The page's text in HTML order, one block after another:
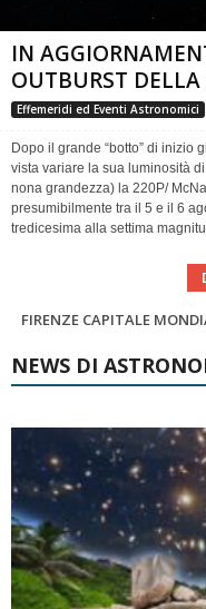
IN
OUTBURST
Effemeridi ed Eventi Astronomici
Dopo il grande “botto” di inizio
vista variare la sua luminosità
nona grandezza) la 220P/
presumibilmente tra il 5 e il 6
tredicesima alla settima
Cielo del
SUPERNOVAE
NEWS DI